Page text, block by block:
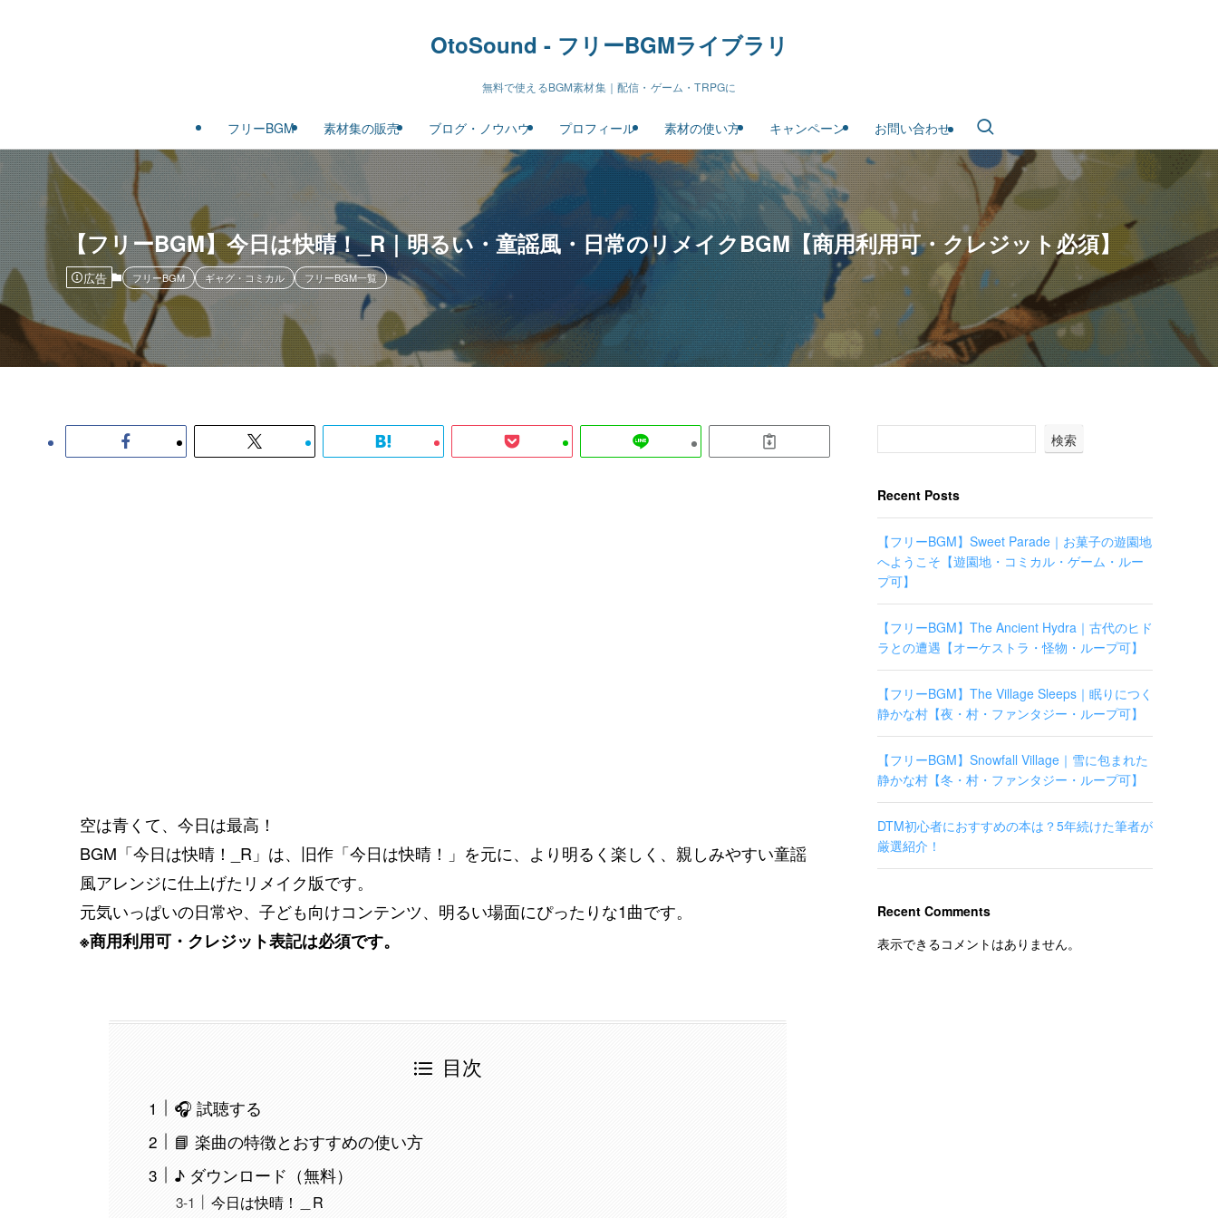
OtoSound - フリーBGMライブラリ
無料で使えるBGM素材集｜配信・ゲーム・TRPGに
フリーBGM 素材集の販売 ブログ・ノウハウ プロフィール 素材の使い方 キャンペーン お問い合わせ
【フリーBGM】今日は快晴！_R｜明るい・童謡風・日常のリメイクBGM【商用利用可・クレジット必須】
広告 フリーBGM ギャグ・コミカル フリーBGM一覧
空は青くて、今日は最高！
BGM「今日は快晴！_R」は、旧作「今日は快晴！」を元に、より明るく楽しく、親しみやすい童謡
風アレンジに仕上げたリメイク版です。
元気いっぱいの日常や、子ども向けコンテンツ、明るい場面にぴったりな1曲です。
※商用利用可・クレジット表記は必須です。
目次
🎧 試聴する
📘 楽曲の特徴とおすすめの使い方
♪ ダウンロード（無料）
今日は快晴！＿R
検索
Recent Posts
【フリーBGM】Sweet Parade｜お菓子の遊園地
へようこそ【遊園地・コミカル・ゲーム・ルー
プ可】
【フリーBGM】The Ancient Hydra｜古代のヒド
ラとの遭遇【オーケストラ・怪物・ループ可】
【フリーBGM】The Village Sleeps｜眠りにつく
静かな村【夜・村・ファンタジー・ループ可】
【フリーBGM】Snowfall Village｜雪に包まれた
静かな村【冬・村・ファンタジー・ループ可】
DTM初心者におすすめの本は？5年続けた筆者が
厳選紹介！
Recent Comments
表示できるコメントはありません。